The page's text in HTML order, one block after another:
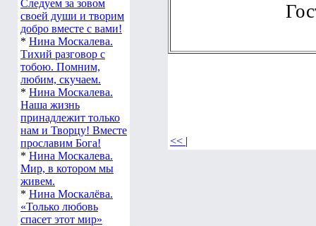
Следуем за зовом
своей души и творим
добро вместе с вами!
* Нина Москалева.
Тихий разговор с
тобою. Помним,
любим, скучаем.
* Нина Москалева.
Наша жизнь
принадлежит только
нам и Творцу! Вместе
прославим Бога!
* Нина Москалева.
Мир, в котором мы
живем.
* Нина Москалёва.
«Только любовь
спасет этот мир»
<< |